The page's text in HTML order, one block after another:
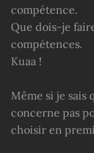
compétence.
Que dois-je
compétences.
Kuaa !
Même si je sais
concerne pas
choisir en